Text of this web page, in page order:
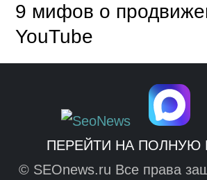
9 мифов о
YouTube
ПЕРЕЙТИ НА ПОЛНУЮ
© SEOnews.ru Все права